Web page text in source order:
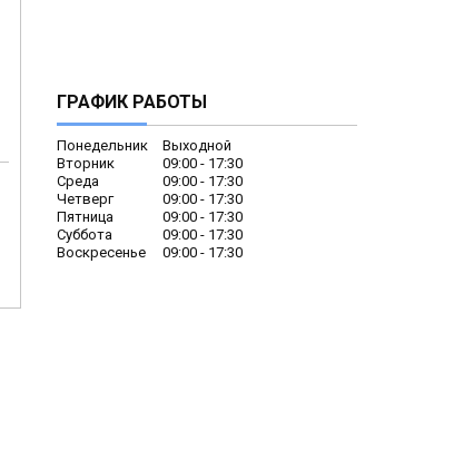
ГРАФИК РАБОТЫ
Понедельник
Выходной
Вторник
09:00
17:30
Среда
09:00
17:30
Четверг
09:00
17:30
Пятница
09:00
17:30
Суббота
09:00
17:30
Воскресенье
09:00 17:30